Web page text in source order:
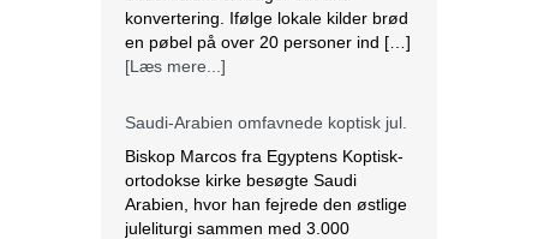
konvertering. Ifølge lokale kilder brød
en pøbel på over 20 personer ind […]
[Læs mere...]
Saudi-Arabien omfavnede koptisk jul.
Biskop Marcos fra Egyptens Koptisk-
ortodokse kirke besøgte Saudi
Arabien, hvor han fejrede den østlige
juleliturgi sammen med 3.000